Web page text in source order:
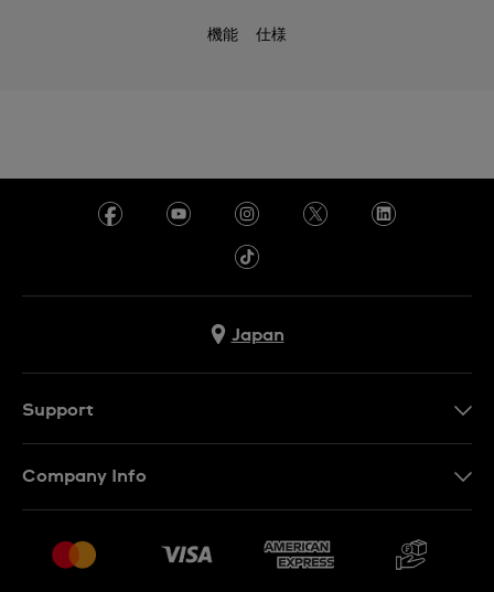
機能 仕様
Japan
Support
販売契約条件
Company Info
Swatchで働く